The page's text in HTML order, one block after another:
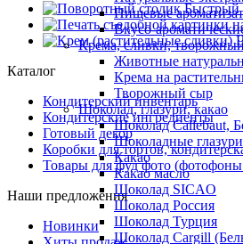
Пищевые
Вкусо-
Крема, сливки,
Животные
Крема на
Творожный сыр
Шоколад, глазури, какао
Шоколад Callebaut,
Шоколадные глазури
Какао
Какао масло
Шоколад SICAO
Шоколад Россия
Шоколад Турция
Шоколад Cargill
Быстрый
Каталог
Кондитерский инвентарь
Кондитерские ингредиенты
Готовый декор
Коробки для тортов,
Товары для фуд фото
Наши предложения
Новинки